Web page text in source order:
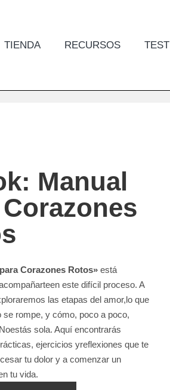
TIENDA RECURSOS TEST
Manual
Corazones Rotos» está
este difícil proceso. A
las etapas del amor,lo que
se rompe, y cómo, poco a poco,
sola. Aquí encontrarás
ejercicios yreflexiones que te
tu dolor y a comenzar un
tu vida.